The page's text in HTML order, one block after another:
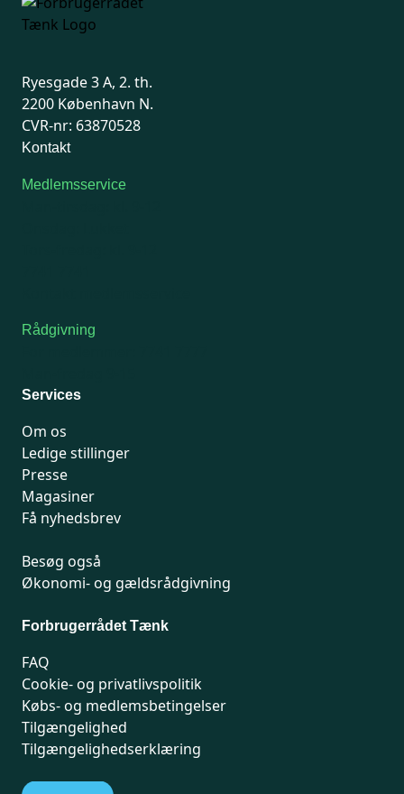
Ryesgade 3 A, 2. th.
2200 København N.
CVR-nr: 63870528
Kontakt
Medlemsservice
Rådgivning
Services
Om os
Ledige stillinger
Presse
Magasiner
Få nyhedsbrev
Besøg også
Økonomi- og gældsrådgivning
Forbrugerrådet Tænk
FAQ
Cookie- og privatlivspolitik
Købs- og medlemsbetingelser
Tilgængelighed
Tilgængelighedserklæring